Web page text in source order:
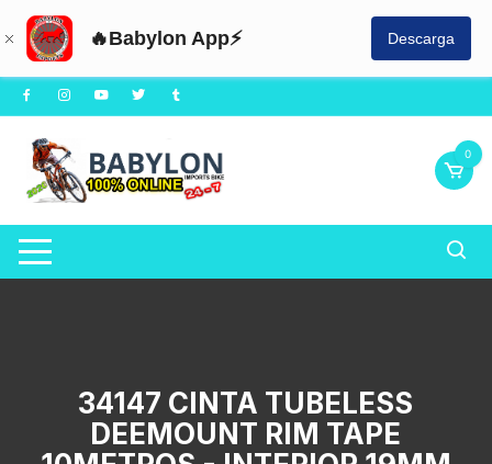
🔥Babylon App⚡ Descarga
Saltar
al
contenido
0
34147 CINTA TUBELESS
DEEMOUNT RIM TAPE